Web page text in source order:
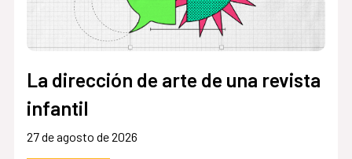
La dirección de arte de una revista
infantil
27 de agosto de 2026